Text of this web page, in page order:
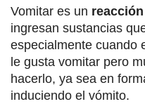
Vomitar es un
ingresan sustancias
especialmente cuando
le gusta vomitar pero
hacerlo, ya sea en
induciendo el vómito.